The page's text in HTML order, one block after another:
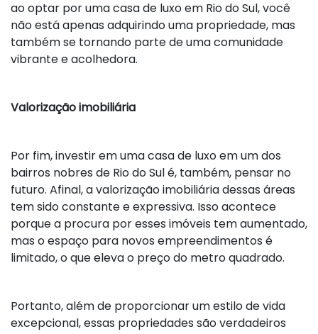
ao optar por uma casa de luxo em Rio do Sul, você
não está apenas adquirindo uma propriedade, mas
também se tornando parte de uma comunidade
vibrante e acolhedora.
Valorização imobiliária
Por fim, investir em uma casa de luxo em um dos
bairros nobres de Rio do Sul é, também, pensar no
futuro. Afinal, a valorização imobiliária dessas áreas
tem sido constante e expressiva. Isso acontece
porque a procura por esses imóveis tem aumentado,
mas o espaço para novos empreendimentos é
limitado, o que eleva o preço do metro quadrado.
Portanto, além de proporcionar um estilo de vida
excepcional, essas propriedades são verdadeiros